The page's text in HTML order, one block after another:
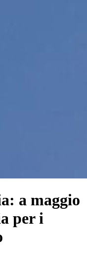
a maggio
per i